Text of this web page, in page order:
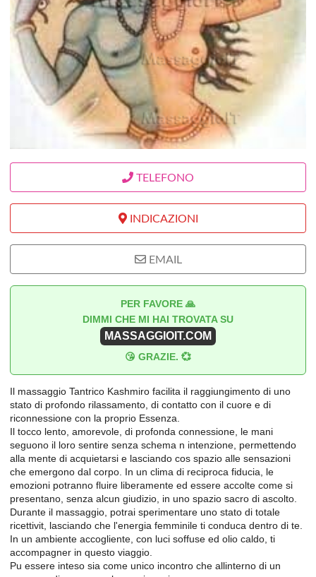
TELEFONO
INDICAZIONI
EMAIL
PER FAVORE 🙏
DIMMI CHE MI HAI TROVATA SU
MASSAGGIOIT.COM
😘 GRAZIE. 💞
Il massaggio Tantrico Kashmiro facilita il raggiungimento di uno
stato di profondo rilassamento, di contatto con il cuore e di
riconnessione con la proprio Essenza.
Il tocco lento, amorevole, di profonda connessione, le mani
seguono il loro sentire senza schema n intenzione, permettendo
alla mente di acquietarsi e lasciando cos spazio alle sensazioni
che emergono dal corpo. In un clima di reciproca fiducia, le
emozioni potranno fluire liberamente ed essere accolte come si
presentano, senza alcun giudizio, in uno spazio sacro di ascolto.
Durante il massaggio, potrai sperimentare uno stato di totale
ricettivit, lasciando che l'energia femminile ti conduca dentro di te.
In un ambiente accogliente, con luci soffuse ed olio caldo, ti
accompagner in questo viaggio.
Pu essere inteso sia come unico incontro che allinterno di un